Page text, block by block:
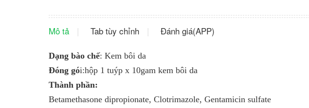
Mô tả Tab tùy chỉnh Đánh giá(APP)
Dạng bào chế: Kem bôi da
Đóng gói:hộp 1 tuýp x 10gam kem bôi da
Thành phần:
Betamethasone dipropionate, Clotrimazole, Gentamicin sulfate